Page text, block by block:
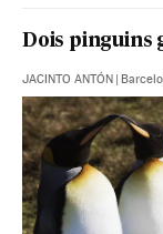
Dois pinguins
JACINTO ANTÓN |